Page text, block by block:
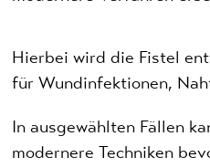
Hierbei wird die Fistel
für Wundinfektionen,
In ausgewählten Fällen
modernere Techniken